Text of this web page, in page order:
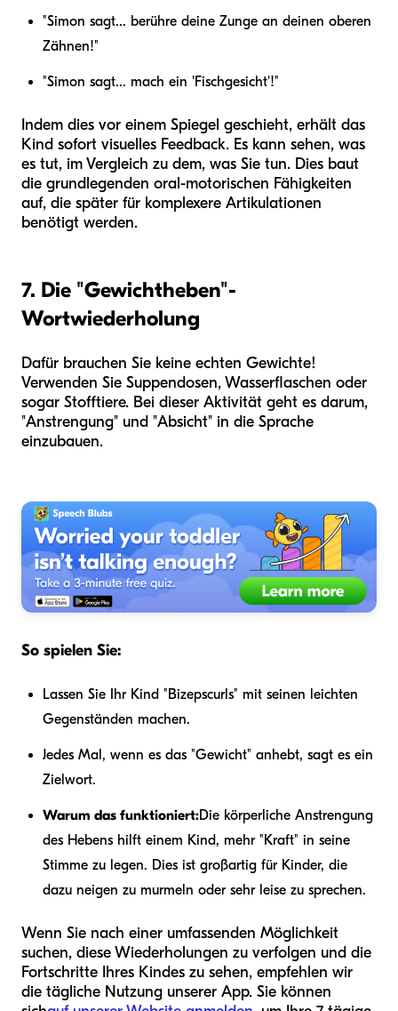
"Simon sagt... berühre deine Zunge an deinen oberen
Zähnen!"
"Simon sagt... mach ein 'Fischgesicht'!"
Indem dies vor einem Spiegel geschieht, erhält das
Kind sofort visuelles Feedback. Es kann sehen, was
es tut, im Vergleich zu dem, was Sie tun. Dies baut
die grundlegenden oral-motorischen Fähigkeiten
auf, die später für komplexere Artikulationen
benötigt werden.
7. Die "Gewichtheben"-
Wortwiederholung
Dafür brauchen Sie keine echten Gewichte!
Verwenden Sie Suppendosen, Wasserflaschen oder
sogar Stofftiere. Bei dieser Aktivität geht es darum,
"Anstrengung" und "Absicht" in die Sprache
einzubauen.
So spielen Sie:
Lassen Sie Ihr Kind "Bizepscurls" mit seinen leichten
Gegenständen machen.
Jedes Mal, wenn es das "Gewicht" anhebt, sagt es ein
Zielwort.
Warum das funktioniert:Die körperliche Anstrengung
des Hebens hilft einem Kind, mehr "Kraft" in seine
Stimme zu legen. Dies ist großartig für Kinder, die
dazu neigen zu murmeln oder sehr leise zu sprechen.
Wenn Sie nach einer umfassenden Möglichkeit
suchen, diese Wiederholungen zu verfolgen und die
Fortschritte Ihres Kindes zu sehen, empfehlen wir
die tägliche Nutzung unserer App. Sie können